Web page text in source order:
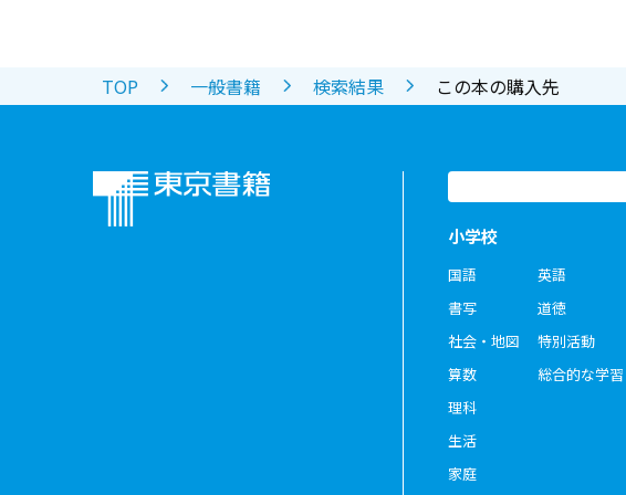
TOP 一般書籍 検索結果 この本の購入先
小学校
国語
書写
社会・地図
算数
理科
生活
家庭
英語
道徳
特別活動
総合的な学習